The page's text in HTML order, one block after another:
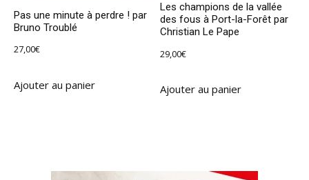
Pas une minute à perdre ! par
Bruno Troublé
27,00€
Ajouter au panier
Les champions de la vallée
des fous à Port-la-Forêt par
Christian Le Pape
29,00€
Ajouter au panier